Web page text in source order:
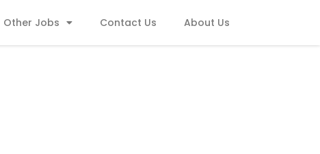
Other Jobs Contact Us About Us